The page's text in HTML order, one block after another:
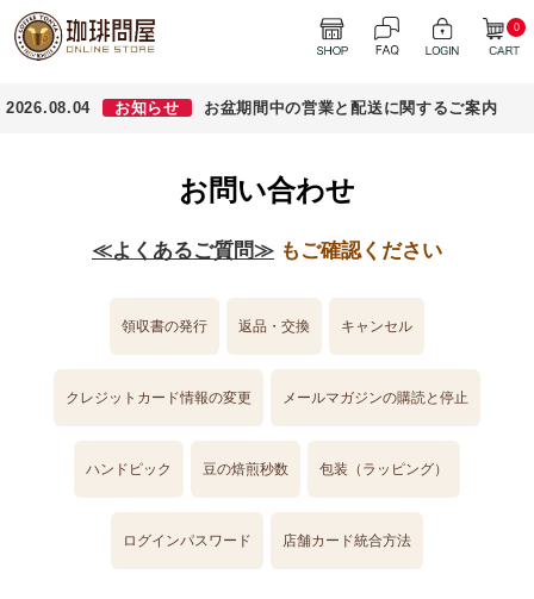
0
2026.08.04 お知らせ お盆期間中の営業と配送に関するご案内
お問い合わせ
≪よくあるご質問≫ もご確認ください
領収書の発行 返品・交換 キャンセル
クレジットカード情報の変更 メールマガジンの購読と停止
ハンドピック 豆の焙煎秒数 包装（ラッピング）
ログインパスワード 店舗カード統合方法